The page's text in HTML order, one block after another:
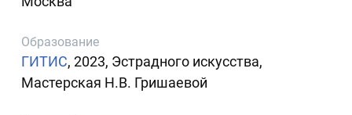
Образование
ГИТИС, 2023, Эстрадного искусства,
Мастерская Н.В. Гришаевой